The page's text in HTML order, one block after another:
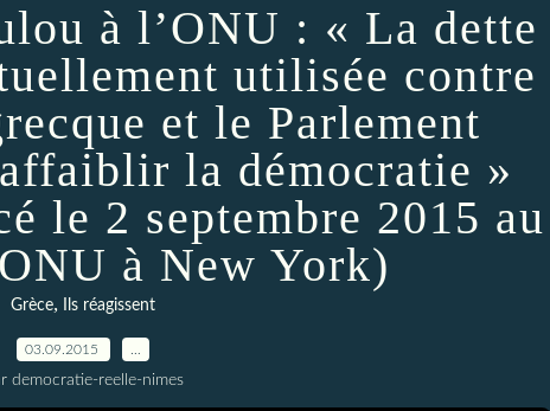
à l’ONU : « La dette
utilisée contre
et le Parlement
la démocratie »
le 2 septembre 2015 au
à New York)
Grèce, Ils réagissent
03.09.2015
democratie-reelle-nimes